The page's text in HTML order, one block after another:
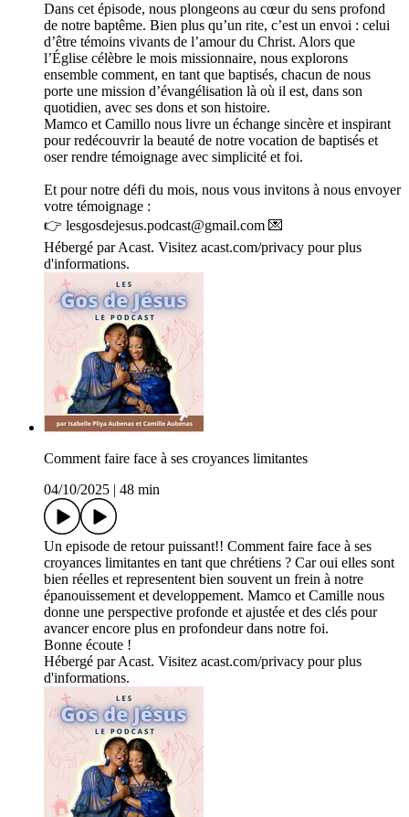
Dans cet épisode, nous plongeons au cœur du sens profond
de notre baptême. Bien plus qu’un rite, c’est un envoi : celui
d’être témoins vivants de l’amour du Christ. Alors que
l’Église célèbre le mois missionnaire, nous explorons
ensemble comment, en tant que baptisés, chacun de nous
porte une mission d’évangélisation là où il est, dans son
quotidien, avec ses dons et son histoire.
Mamco et Camillo nous livre un échange sincère et inspirant
pour redécouvrir la beauté de notre vocation de baptisés et
oser rendre témoignage avec simplicité et foi.
Et pour notre défi du mois, nous vous invitons à nous envoyer
votre témoignage :
👉 lesgosdejesus.podcast@gmail.com 💌
Hébergé par Acast. Visitez acast.com/privacy pour plus
d'informations.
Comment faire face à ses croyances limitantes
04/10/2025
48 min
Un episode de retour puissant!! Comment faire face à ses
croyances limitantes en tant que chrétiens ? Car oui elles sont
bien réelles et representent bien souvent un frein à notre
épanouissement et developpement. Mamco et Camille nous
donne une perspective profonde et ajustée et des clés pour
avancer encore plus en profondeur dans notre foi.
Bonne écoute !
Hébergé par Acast. Visitez acast.com/privacy pour plus
d'informations.